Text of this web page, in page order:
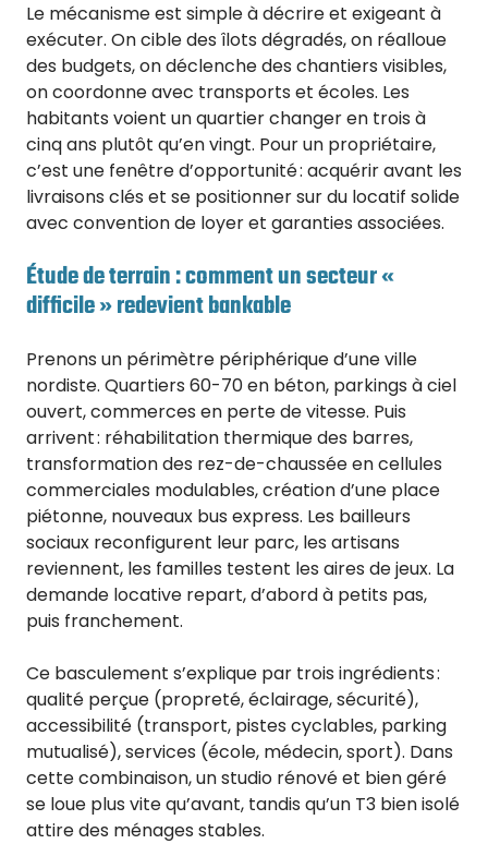
Le mécanisme est simple à décrire et exigeant à
exécuter. On cible des îlots dégradés, on réalloue
des budgets, on déclenche des chantiers visibles,
on coordonne avec transports et écoles. Les
habitants voient un quartier changer en trois à
cinq ans plutôt qu’en vingt. Pour un propriétaire,
c’est une fenêtre d’opportunité : acquérir avant les
livraisons clés et se positionner sur du locatif solide
avec convention de loyer et garanties associées.
Étude de terrain : comment un secteur «
difficile » redevient bankable
Prenons un périmètre périphérique d’une ville
nordiste. Quartiers 60-70 en béton, parkings à ciel
ouvert, commerces en perte de vitesse. Puis
arrivent : réhabilitation thermique des barres,
transformation des rez-de-chaussée en cellules
commerciales modulables, création d’une place
piétonne, nouveaux bus express. Les bailleurs
sociaux reconfigurent leur parc, les artisans
reviennent, les familles testent les aires de jeux. La
demande locative repart, d’abord à petits pas,
puis franchement.
Ce basculement s’explique par trois ingrédients :
qualité perçue (propreté, éclairage, sécurité),
accessibilité (transport, pistes cyclables, parking
mutualisé), services (école, médecin, sport). Dans
cette combinaison, un studio rénové et bien géré
se loue plus vite qu’avant, tandis qu’un T3 bien isolé
attire des ménages stables.